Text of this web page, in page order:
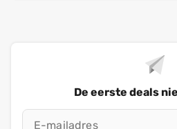
De eerste deals